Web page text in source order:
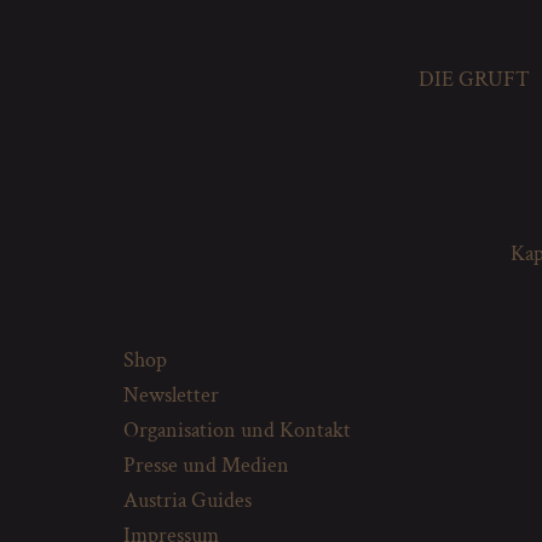
DIE GRUFT
Shop
Newsletter
Organisation und Kontakt
Presse und Medien
Austria Guides
Impressum